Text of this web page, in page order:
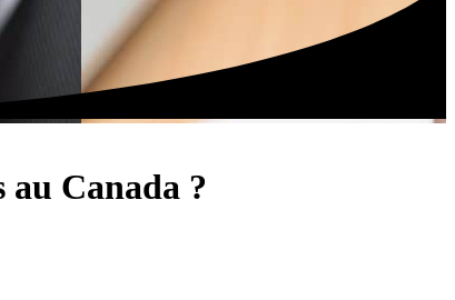
Canada ?